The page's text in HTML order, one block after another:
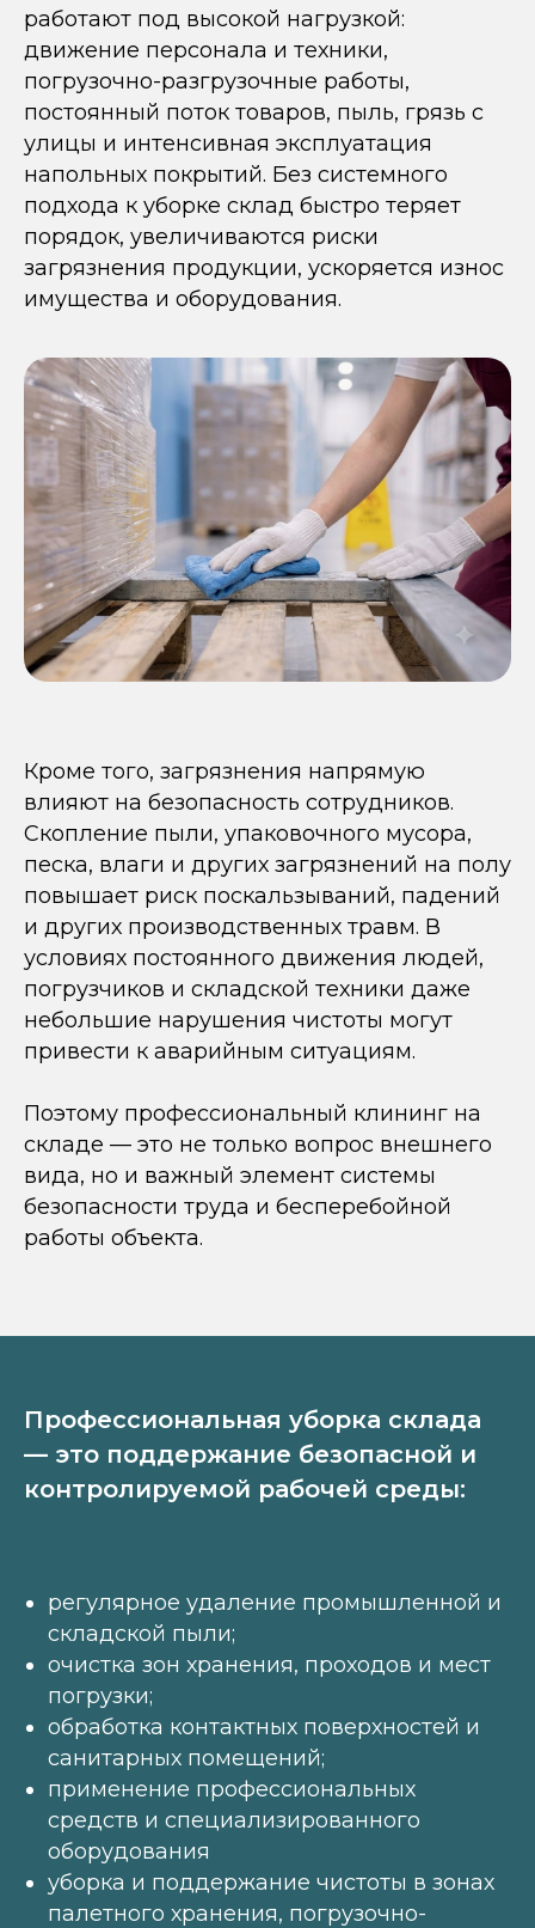
работают под высокой нагрузкой:
движение персонала и техники,
погрузочно-разгрузочные работы,
постоянный поток товаров, пыль, грязь с
улицы и интенсивная эксплуатация
напольных покрытий. Без системного
подхода к уборке склад быстро теряет
порядок, увеличиваются риски
загрязнения продукции, ускоряется износ
имущества и оборудования.
Кроме того, загрязнения напрямую
влияют на безопасность сотрудников.
Скопление пыли, упаковочного мусора,
песка, влаги и других загрязнений на полу
повышает риск поскальзываний, падений
и других производственных травм. В
условиях постоянного движения людей,
погрузчиков и складской техники даже
небольшие нарушения чистоты могут
привести к аварийным ситуациям.
Поэтому профессиональный клининг на
складе — это не только вопрос внешнего
вида, но и важный элемент системы
безопасности труда и бесперебойной
работы объекта.
Профессиональная уборка склада
— это поддержание безопасной и
контролируемой рабочей среды:
регулярное удаление промышленной и
складской пыли;
очистка зон хранения, проходов и мест
погрузки;
обработка контактных поверхностей и
санитарных помещений;
применение профессиональных
средств и специализированного
оборудования
уборка и поддержание чистоты в зонах
палетного хранения, погрузочно-